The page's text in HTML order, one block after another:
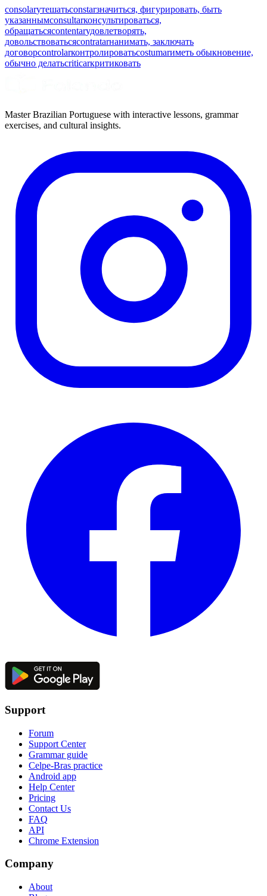
consolarутешатьconstarзначиться, фигурировать, быть
указаннымconsultarконсультироваться,
обращатьсяcontentarудовлетворять,
довольствоватьсяcontratarнанимать, заключать
договорcontrolarконтролироватьcostumarиметь обыкновение,
обычно делатьcriticarкритиковать
Master Brazilian Portuguese with interactive lessons, grammar
exercises, and cultural insights.
Support
Forum
Support Center
Grammar guide
Celpe-Bras practice
Android app
Help Center
Pricing
Contact Us
FAQ
API
Chrome Extension
Company
About